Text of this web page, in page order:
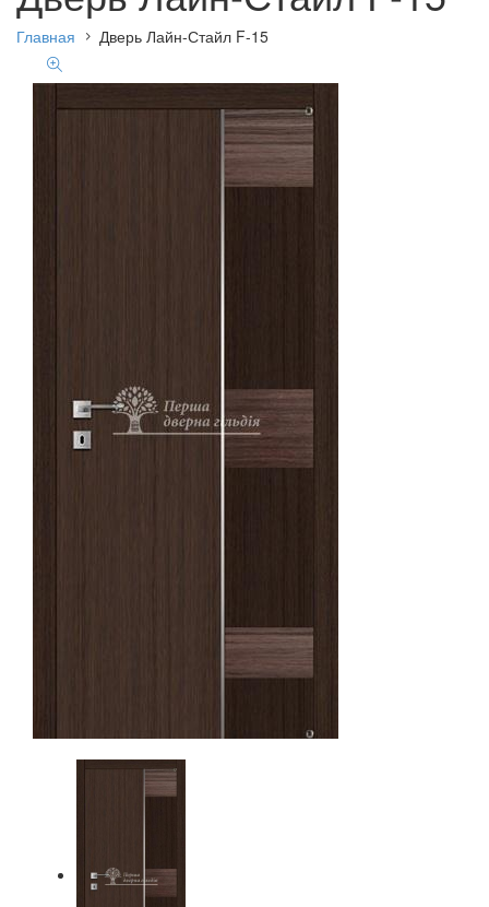
Главная Дверь Лайн-Стайл F-15